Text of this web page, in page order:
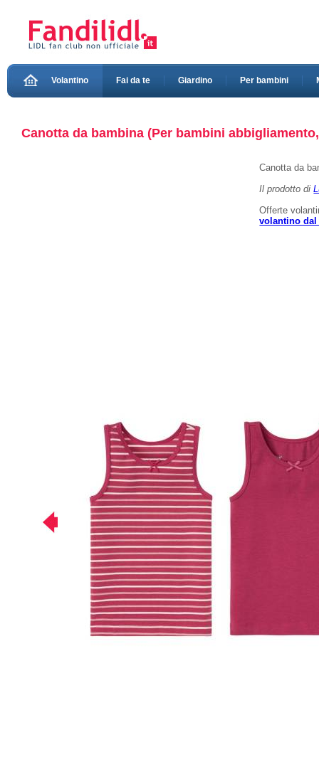
Volantino Fai da te Giardino Per bambini
Canotta da bambina (Per bambini
Canotta da
Il prodotto di
Offerte
volantino dal